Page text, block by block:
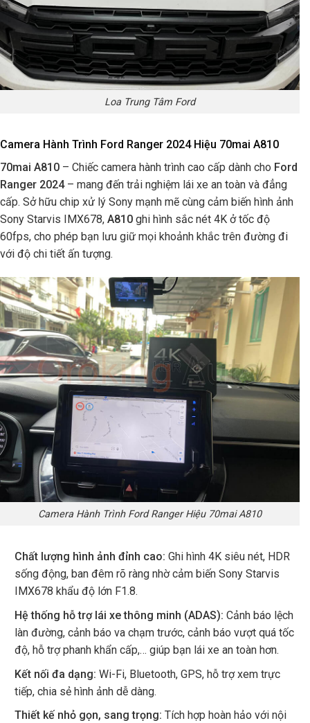
Loa Trung Tâm Ford
Camera Hành Trình Ford Ranger 2024 Hiệu 70mai A810
70mai A810 – Chiếc camera hành trình cao cấp dành cho Ford
Ranger 2024– mang đến trải nghiệm lái xe an toàn và đẳng
cấp. Sở hữu chip xử lý Sony mạnh mẽ cùng cảm biến hình ảnh
Sony Starvis IMX678, A810 ghi hình sắc nét 4K ở tốc độ
60fps, cho phép bạn lưu giữ mọi khoảnh khắc trên đường đi
với độ chi tiết ấn tượng.
Camera Hành Trình Ford Ranger Hiệu 70mai A810
Chất lượng hình ảnh đỉnh cao: Ghi hình 4K siêu nét, HDR
sống động, ban đêm rõ ràng nhờ cảm biến Sony Starvis
IMX678 khẩu độ lớn F1.8.
Hệ thống hỗ trợ lái xe thông minh (ADAS): Cảnh báo lệch
làn đường, cảnh báo va chạm trước, cảnh báo vượt quá tốc
độ, hỗ trợ phanh khẩn cấp,… giúp bạn lái xe an toàn hơn.
Kết nối đa dạng: Wi-Fi, Bluetooth, GPS, hỗ trợ xem trực
tiếp, chia sẻ hình ảnh dễ dàng.
Thiết kế nhỏ gọn, sang trọng: Tích hợp hoàn hảo với nội